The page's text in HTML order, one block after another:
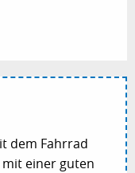
dem Fahrrad
einer guten